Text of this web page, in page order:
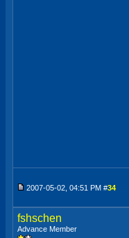
2007-05-02, 04:51 PM #34
fshschen
Advance Member